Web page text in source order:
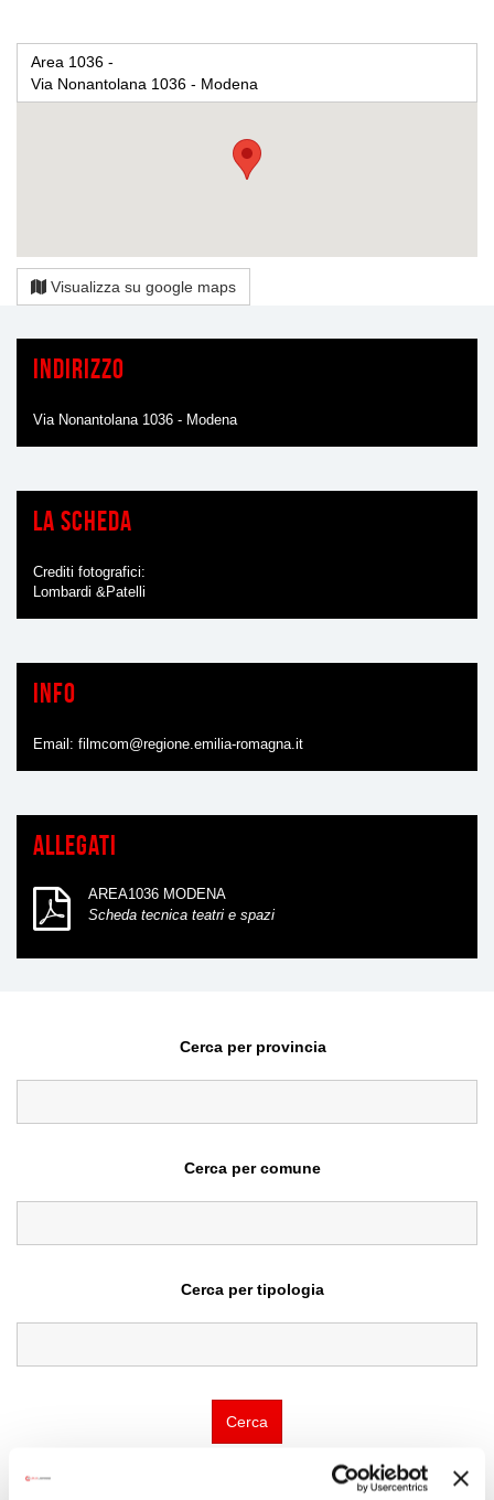
Area 1036 -
Via Nonantolana 1036 - Modena
Visualizza su google maps
Indirizzo
Via Nonantolana 1036 - Modena
La scheda
Crediti fotografici
Lombardi &Patelli
Info
Email: filmcom@regione.emilia-romagna.it
Allegati
AREA1036 MODENA
Scheda tecnica teatri e spazi
Cerca per provincia
Cerca per comune
Cerca per tipologia
Cerca